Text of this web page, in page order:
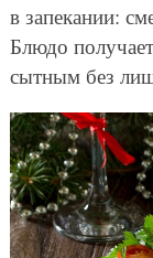
в запекании:
Блюдо
сытным без